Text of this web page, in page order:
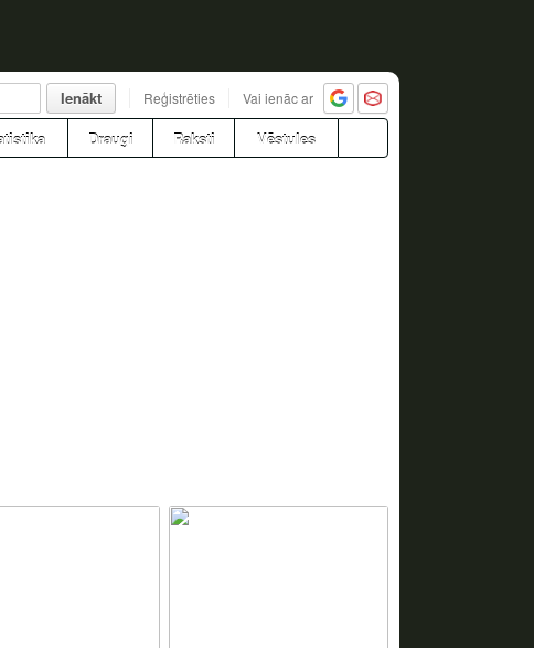
Ienākt Reģistrēties Vai ienāc ar
Draugi Raksti Vēstules